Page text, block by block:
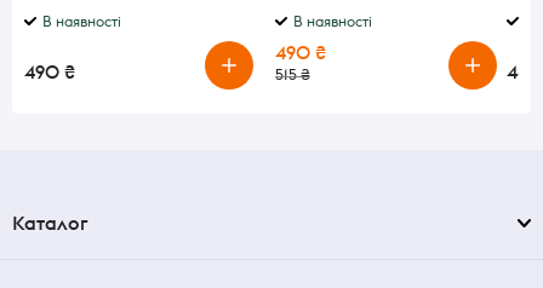
В наявності
490 ₴
В наявності
490 ₴
515 ₴ 489
Каталог